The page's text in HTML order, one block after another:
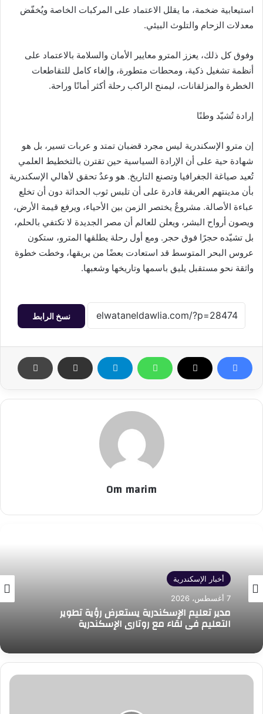
استيعابية ضخمة، ما يقلل الاعتماد على المركبات الخاصة ويُخفّض
معدلات الزحام والتلوث البيئي.
وفوق كل ذلك، يعزز المترو معايير الأمان والسلامة بالاعتماد على
أنظمة تشغيل ذكية، ومحطات متطورة، وإلغاء كامل للتقاطعات
الخطرة والمزلقانات، ليمنح الراكب رحلة أكثر أمانًا وراحة.
إرادة تُشيّد وطنًا
إن مترو الإسكندرية ليس مجرد قضبان تمتد و عربات تسير، بل هو
شهادة حية على أن الإرادة السياسية حين تقترن بالتخطيط العلمي
تُعيد صياغة الجغرافيا وتصنع التاريخ. هو وعدٌ تحقق لأهالي الإسكندرية
بأن مدينتهم العريقة قادرة على أن تلبس ثوب الحداثة دون أن تخلع
عباءة الأصالة. مشروعٌ يختصر الزمن بين الأحياء، ويرفع قيمة الأرض،
ويصون أرواح البشر، ويعلن للعالم أن مصر الجديدة لا تكتفي بالحلم،
بل تشيّده حجرًا فوق حجر. ومع أول رحلة يطلقها المترو، ستكون
عروس البحر المتوسط قد استعادت بعضًا من بريقها، وخطت خطوة
واثقة نحو مستقبل يليق باسمها وتاريخها وشعبها.
نسخ الرابط
Om marim
أخبار الإسكندرية
7 أغسطس، 2026
مدير تعليم الإسكندرية يستعرض رؤية تطوير
التعليم في لقاء مع روتاري الإسكندرية
بشأن